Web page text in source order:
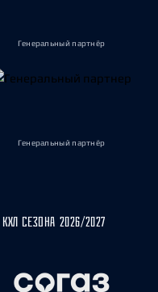
Генеральный партнёр
Генеральный партнёр
СЕЗОНА 2026/2027